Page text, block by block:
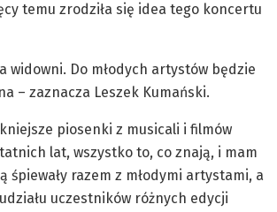
temu zrodziła się idea tego koncertu
widowni. Do młodych artystów będzie
– zaznacza Leszek Kumański.
piosenki z musicali i filmów
lat, wszystko to, co znają, i mam
śpiewały razem z młodymi artystami, a
uczestników różnych edycji